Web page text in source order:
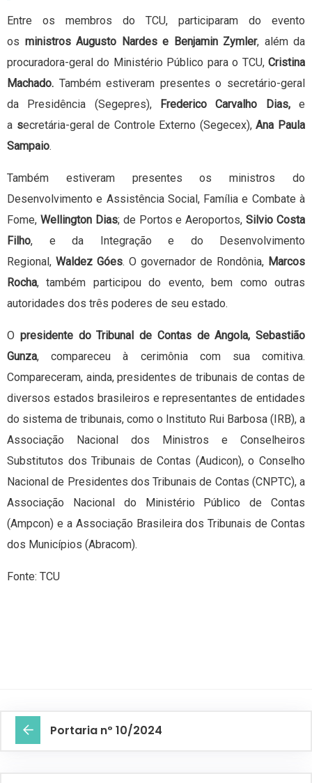
Entre os membros do TCU, participaram do evento
os ministros Augusto Nardes e Benjamin Zymler, além da
procuradora-geral do Ministério Público para o TCU, Cristina
Machado. Também estiveram presentes o secretário-geral
da Presidência (Segepres),Frederico Carvalho Dias,e
a secretária-geral de Controle Externo (Segecex),Ana Paula
Sampaio.
Também estiveram presentes os ministros do
Desenvolvimento e Assistência Social, Família e Combate à
Fome, Wellington Dias; de Portos e Aeroportos,Silvio Costa
Filho, e da Integração e do Desenvolvimento
Regional, Waldez Góes. O governador de Rondônia, Marcos
Rocha, também participou do evento, bem como outras
autoridades dos três poderes de seu estado.
O presidente do Tribunal de Contas de Angola, Sebastião
Gunza, compareceu à cerimônia com sua comitiva.
Compareceram, ainda, presidentes de tribunais de contas de
diversos estados brasileiros e representantes de entidades
do sistema de tribunais, como o Instituto Rui Barbosa (IRB), a
Associação Nacional dos Ministros e Conselheiros
Substitutos dos Tribunais de Contas (Audicon), o Conselho
Nacional de Presidentes dos Tribunais de Contas (CNPTC), a
Associação Nacional do Ministério Público de Contas
(Ampcon) e a Associação Brasileira dos Tribunais de Contas
dos Municípios (Abracom).
Fonte: TCU
Portaria nº 10/2024